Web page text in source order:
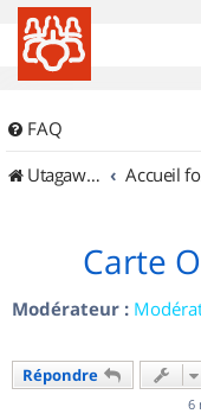
FAQ
UtagawaVTT (Randos VTT et VTTAE avec traces GPS)
Carte
Modérateur :
Répondre
6